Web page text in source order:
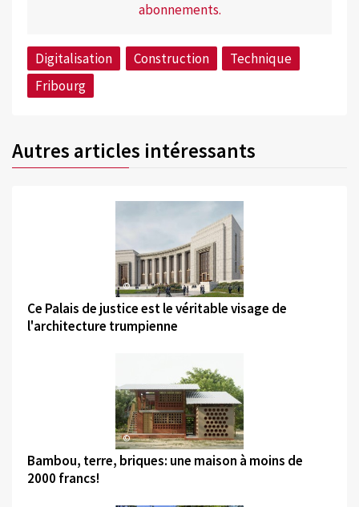
abonnements.
Digitalisation Construction
Technique
Fribourg
Autres articles intéressants
©
Ce Palais de justice est le véritable visage de
l'architecture trumpienne
©
Bambou, terre, briques: une maison à moins de
2000 francs!